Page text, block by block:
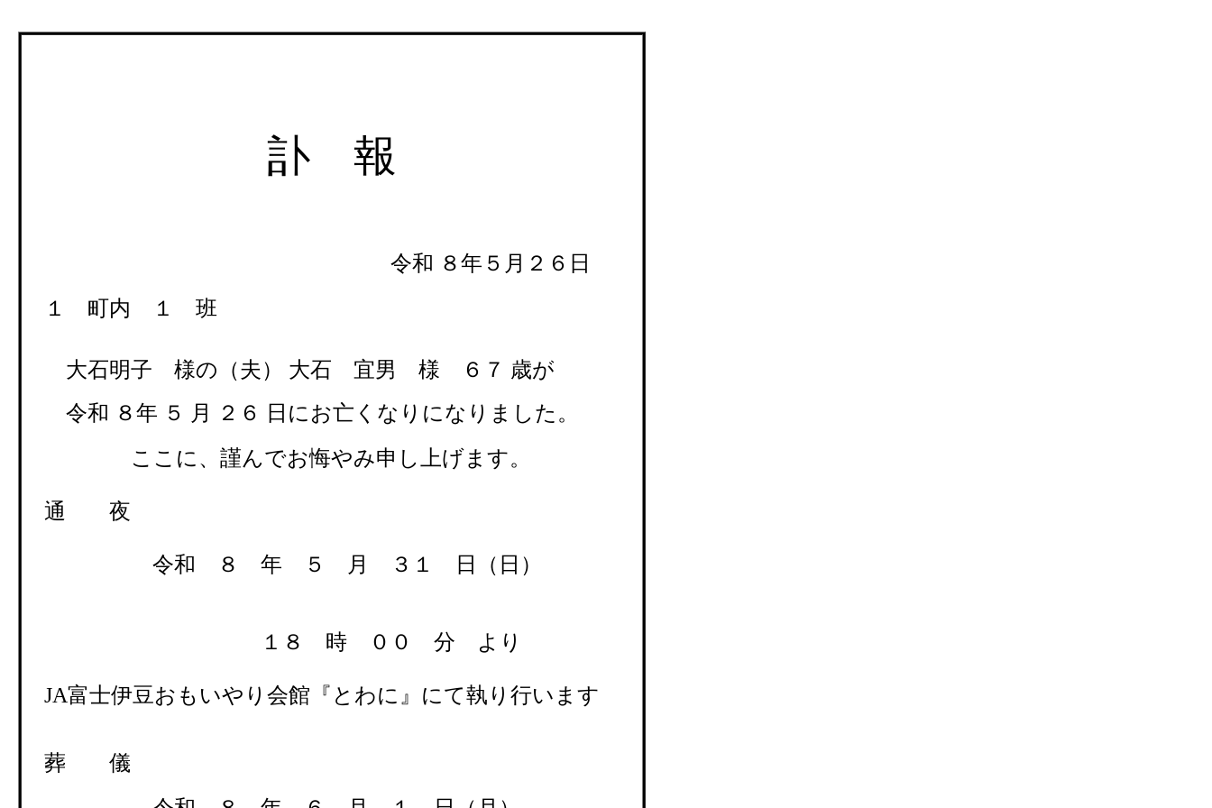
訃 報
令和 ８年５月２６日
１ 町内 １ 班
大石明子 様の（夫） 大石 宜男 様 ６７ 歳が
令和 ８年 ５ 月 ２６ 日にお亡くなりになりました。
ここに、謹んでお悔やみ申し上げます。
通 夜
令和 ８ 年 ５ 月 ３１ 日（日）
１８ 時 ００ 分 より
JA富士伊豆おもいやり会館『とわに』 にて執り行います
葬 儀